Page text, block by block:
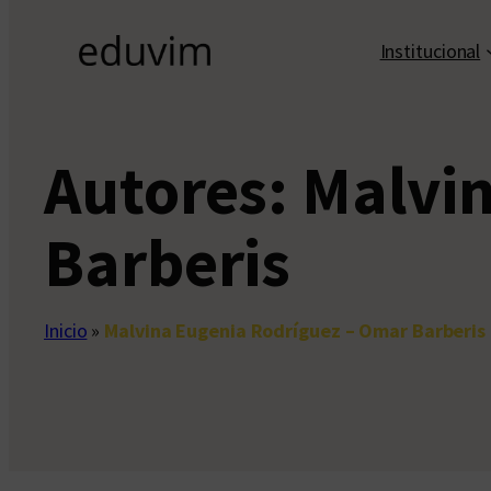
Institucional
Autores:
Barberis
Inicio » Malvina Eugenia Rodríguez – Omar Barberis